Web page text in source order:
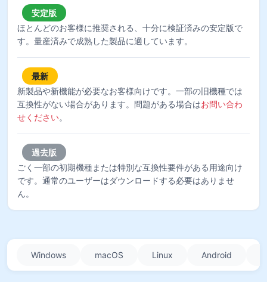
安定版
ほとんどのお客様に推奨される、十分に検証済みの安定版で
す。量産済みで成熟した製品に適しています。
最新
新製品や新機能が必要なお客様向けです。一部の旧機種では
互換性がない場合があります。問題がある場合はお問い合わ
せください。
過去版
ごく一部の初期機種または特別な互換性要件がある用途向け
です。通常のユーザーはダウンロードする必要はありませ
ん。
Windows macOS Linux Android